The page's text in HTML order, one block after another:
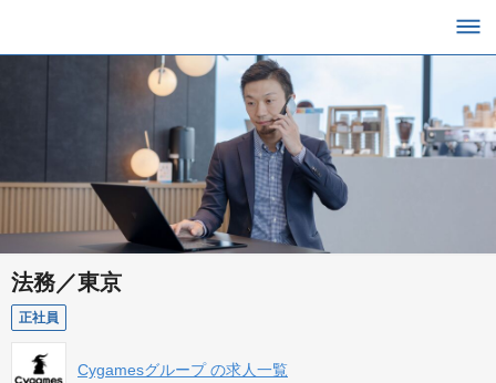
法務／東京
正社員
Cygamesグループ の求人一覧